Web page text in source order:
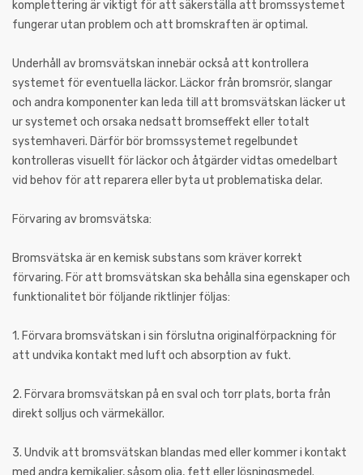
komplettering är viktigt för att säkerställa att bromssystemet
fungerar utan problem och att bromskraften är optimal.
Underhåll av bromsvätskan innebär också att kontrollera
systemet för eventuella läckor. Läckor från bromsrör, slangar
och andra komponenter kan leda till att bromsvätskan läcker ut
ur systemet och orsaka nedsatt bromseffekt eller totalt
systemhaveri. Därför bör bromssystemet regelbundet
kontrolleras visuellt för läckor och åtgärder vidtas omedelbart
vid behov för att reparera eller byta ut problematiska delar.
Förvaring av bromsvätska:
Bromsvätska är en kemisk substans som kräver korrekt
förvaring. För att bromsvätskan ska behålla sina egenskaper och
funktionalitet bör följande riktlinjer följas:
1. Förvara bromsvätskan i sin förslutna originalförpackning för
att undvika kontakt med luft och absorption av fukt.
2. Förvara bromsvätskan på en sval och torr plats, borta från
direkt solljus och värmekällor.
3. Undvik att bromsvätskan blandas med eller kommer i kontakt
med andra kemikalier, såsom olja, fett eller lösningsmedel.